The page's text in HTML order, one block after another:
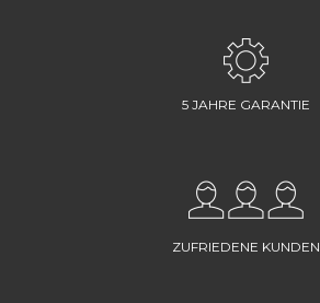
5 JAHRE GARANTIE
ZUFRIEDENE KUNDEN